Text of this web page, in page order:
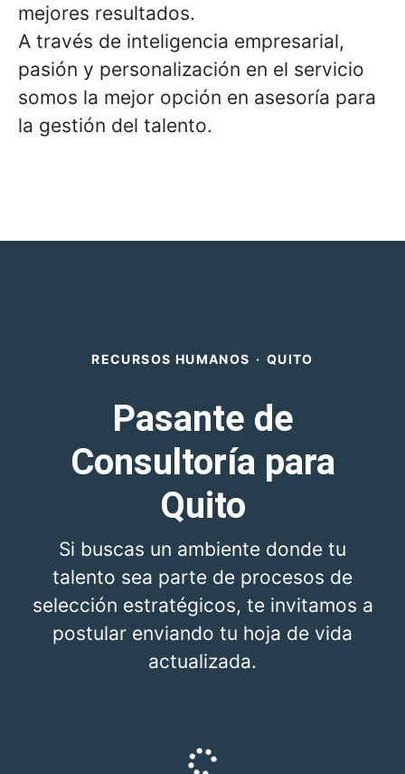
mejores resultados.
A través de inteligencia empresarial,
pasión y personalización en el servicio
somos la mejor opción en asesoría para
la gestión del talento.
RECURSOS HUMANOS · QUITO
Pasante de
Consultoría para
Quito
Si buscas un ambiente donde tu
talento sea parte de procesos de
selección estratégicos, te invitamos a
postular enviando tu hoja de vida
actualizada.